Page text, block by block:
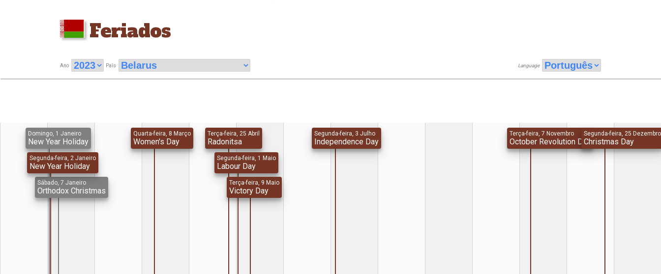
Feriados
Ano País Language
Domingo, 1 Janeiro
New Year Holiday
Segunda-feira, 2 Janeiro
New Year Holiday
Sábado, 7 Janeiro
Orthodox Christmas
Quarta-feira, 8 Março
Women's Day
Terça-feira, 25 Abril
Radonitsa
Segunda-feira, 1 Maio
Labour Day
Terça-feira, 9 Maio
Victory Day
Segunda-feira, 3 Julho
Independence Day
Terça-feira, 7 Novembro
October Revolution Day
Segunda-feira, 25 Dezembro
Christmas Day